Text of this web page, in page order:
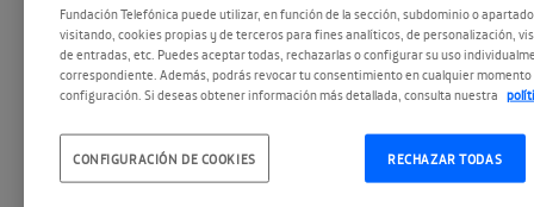
apenas faltaban unos minutos
para la llegada del nuevo año,
dos mil drones despegaron de
forma sincronizada y dibujaron
Fundación Telefónica puede utilizar, en función de la sección, subdominio o
visitando, cookies propias y de terceros para fines analíticos, de personalización,
de entradas, etc. Puedes aceptar todas, rechazarlas o configurar su uso
correspondiente. Además, podrás revocar tu consentimiento en cualquier momento
configuración. Si deseas obtener información más detallada, consulta nuestra
RECHAZAR TODAS
CONFIGURACIÓN DE COOKIES